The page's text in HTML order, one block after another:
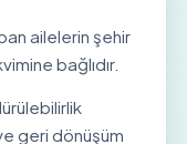
ailelerin şehir
bağlıdır.
geri dönüşüm